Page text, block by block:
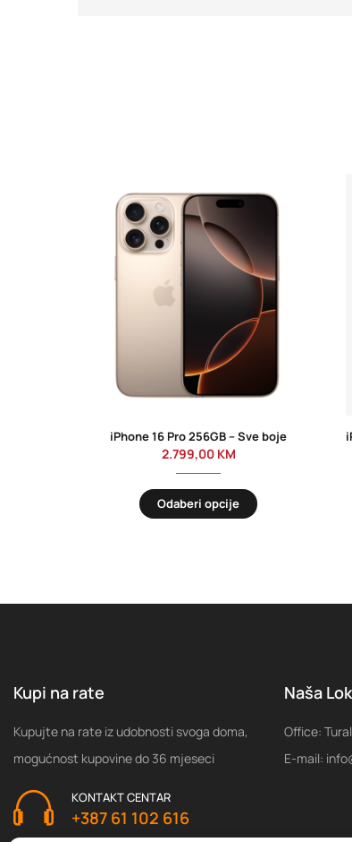
iPhone 16 Pro 256GB – Sve boje
2.799,00 KM
Odaberi opcije
Kupi na rate
Kupujte na rate iz udobnosti svoga doma,
mogućnost kupovine do 36 mjeseci
KONTAKT CENTAR
+387 61 102 616
Naša
Office:
E-mail: